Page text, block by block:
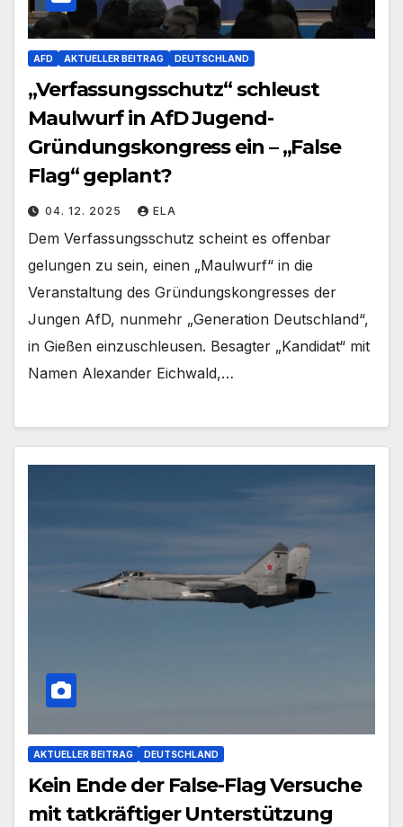
AFD AKTUELLER BEITRAG DEUTSCHLAND
„Verfassungsschutz“ schleust
Maulwurf in AfD Jugend-
Gründungskongress ein – „False
Flag“ geplant?
04. 12. 2025 ELA
Dem Verfassungsschutz scheint es offenbar
gelungen zu sein, einen „Maulwurf“ in die
Veranstaltung des Gründungskongresses der
Jungen AfD, nunmehr „Generation Deutschland“,
in Gießen einzuschleusen. Besagter „Kandidat“ mit
Namen Alexander Eichwald,…
AKTUELLER BEITRAG DEUTSCHLAND
Kein Ende der False-Flag Versuche
mit tatkräftiger Unterstützung